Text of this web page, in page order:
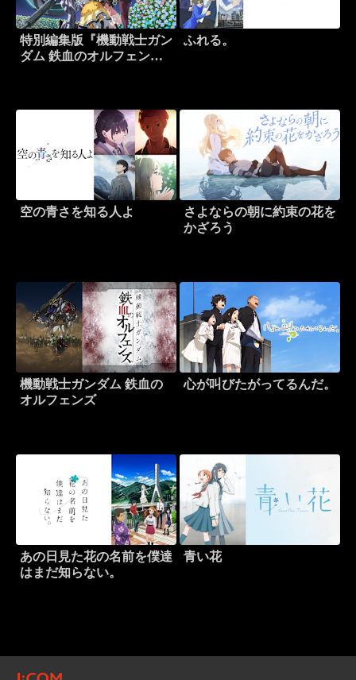
特別編集版『機動戦士ガン
ダム 鉄血のオルフェンズ
ふれる。
空の青さを知る人よ
さよならの朝に約束の花を
かざろう
機動戦士ガンダム 鉄血の
オルフェンズ
心が叫びたがってるんだ。
あの日見た花の名前を僕達
はまだ知らない。
青い花